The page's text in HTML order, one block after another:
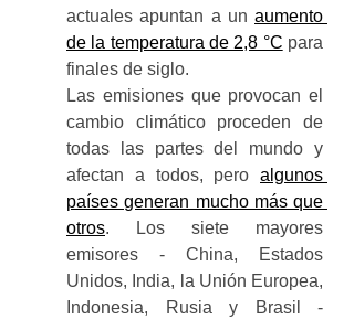
actuales apuntan a un aumento
de la temperatura de 2,8 °C para
finales de siglo.
Las emisiones que provocan el
cambio climático proceden de
todas las partes del mundo y
afectan a todos, pero algunos
países generan mucho más que
otros. Los siete mayores
emisores - China, Estados
Unidos, India, la Unión Europea,
Indonesia, Rusia y Brasil -